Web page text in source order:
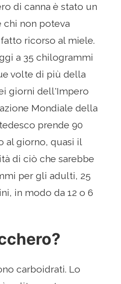
di canna è stato un
non poteva
ricorso al miele.
a 35 chilogrammi
volte di più della
giorni dell'Impero
Mondiale della
prende 90
al giorno, quasi il
di ciò che sarebbe
per gli adulti, 25
in modo da 12 o 6
carboidrati. Lo